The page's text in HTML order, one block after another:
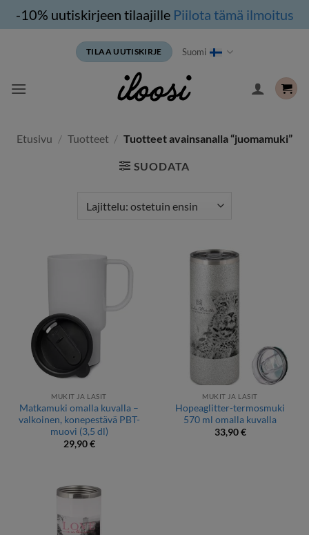
-10% uutiskirjeen tilaajille Piilota tämä ilmoitus
TILAA UUTISKIRJE Suomi
Etusivu / Tuotteet / Tuotteet avainsanalla “juomamuki”
SUODATA
MUKIT JA LASIT
Matkamuki omalla kuvalla –
valkoinen, konepestävä PBT-
muovi (3,5 dl)
29,90€
MUKIT JA LASIT
Hopeaglitter-termosmuki
570 ml omalla kuvalla
33,90€